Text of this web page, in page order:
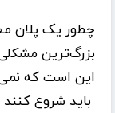
چطور یک پلان
بزرگ‌ترین
این است که
باید شروع